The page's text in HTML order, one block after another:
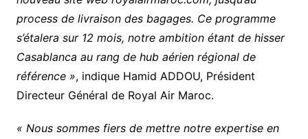
process de livraison des bagages. Ce programme
s’étalera sur 12 mois, notre ambition étant de hisser
Casablanca au rang de hub aérien régional de
référence », indique Hamid ADDOU, Président
Directeur Général de Royal Air Maroc.
« Nous sommes fiers de mettre notre expertise en